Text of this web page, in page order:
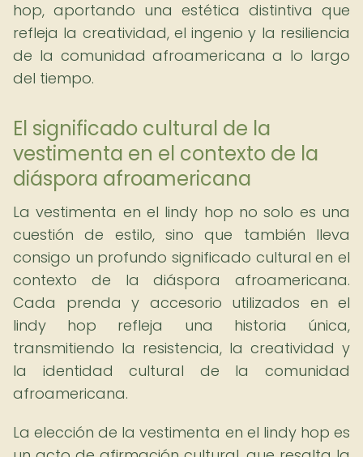
hop, aportando una estética distintiva que
refleja la creatividad, el ingenio y la resiliencia
de la comunidad afroamericana a lo largo
del tiempo.
El significado cultural de la
vestimenta en el contexto de la
diáspora afroamericana
La vestimenta en el lindy hop no solo es una
cuestión de estilo, sino que también lleva
consigo un profundo significado cultural en el
contexto de la diáspora afroamericana.
Cada prenda y accesorio utilizados en el
lindy hop refleja una historia única,
transmitiendo la resistencia, la creatividad y
la identidad cultural de la comunidad
afroamericana.
La elección de la vestimenta en el lindy hop es